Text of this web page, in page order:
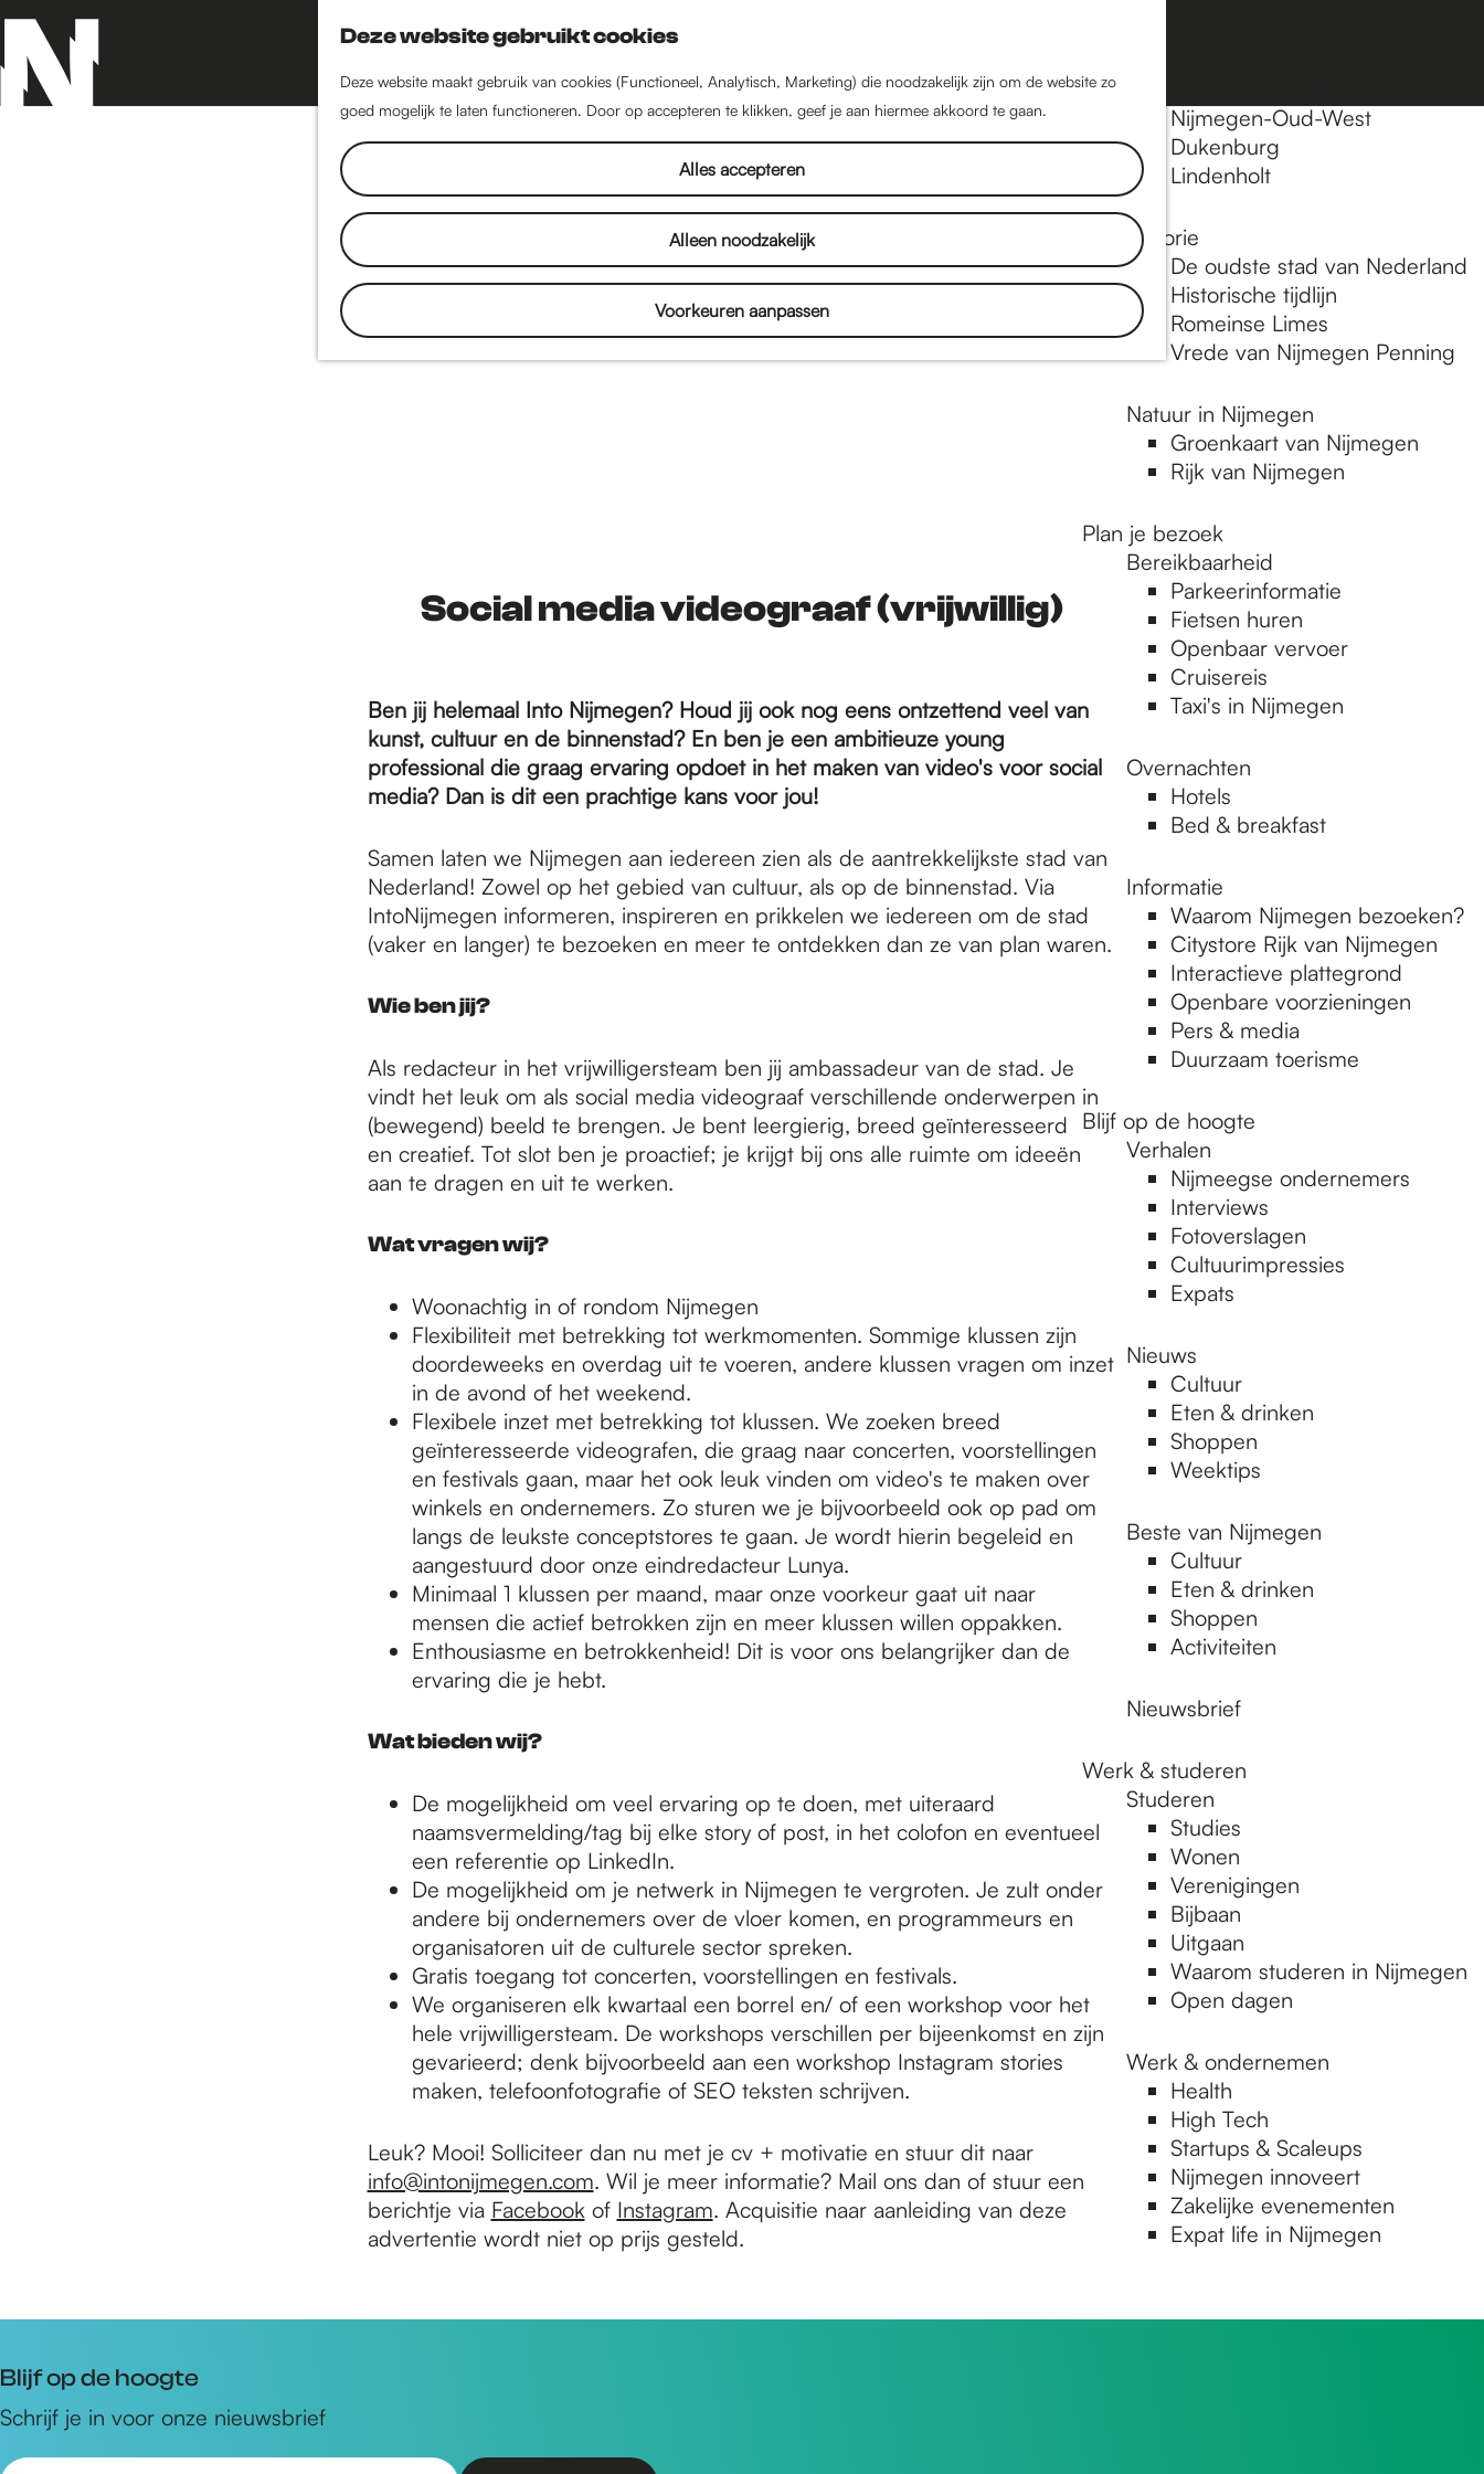
Deze website gebruikt cookies
Deze website maakt gebruik van cookies (Functioneel, Analytisch, Marketing) die noodzakelijk zijn om de website zo
goed mogelijk te laten functioneren. Door op accepteren te klikken, geef je aan hiermee akkoord te gaan.
Alles accepteren
Alleen noodzakelijk
Voorkeuren aanpassen
o
e
k
n
a
a
r
M
n
Nijmegen-Oud-West
Dukenburg
Lindenholt
Historie
De oudste stad van Nederland
Historische tijdlijn
Romeinse Limes
Vrede van Nijmegen Penning
Natuur in Nijmegen
Groenkaart van Nijmegen
Rijk van Nijmegen
Plan je bezoek
Bereikbaarheid
Parkeerinformatie
Fietsen huren
Openbaar vervoer
Cruisereis
Taxi's in Nijmegen
Overnachten
Hotels
Bed & breakfast
Informatie
Waarom Nijmegen bezoeken?
Citystore Rijk van Nijmegen
Interactieve plattegrond
Openbare voorzieningen
Pers & media
Duurzaam toerisme
Blijf op de hoogte
Verhalen
Nijmeegse ondernemers
Interviews
Fotoverslagen
Cultuurimpressies
Expats
Nieuws
Cultuur
Eten & drinken
Shoppen
Weektips
Beste van Nijmegen
Cultuur
Eten & drinken
Shoppen
Activiteiten
Nieuwsbrief
Werk & studeren
Studeren
Studies
Wonen
Verenigingen
Bijbaan
Uitgaan
Waarom studeren in Nijmegen
Open dagen
Werk & ondernemen
Health
High Tech
Startups & Scaleups
Nijmegen innoveert
Zakelijke evenementen
Expat life in Nijmegen
Social media videograaf (vrijwillig)
Ben jij helemaal Into Nijmegen? Houd jij ook nog eens ontzettend veel van
kunst, cultuur en de binnenstad? En ben je een ambitieuze young
professional die graag ervaring opdoet in het maken van video's voor social
media? Dan is dit een prachtige kans voor jou!
Samen laten we Nijmegen aan iedereen zien als de aantrekkelijkste stad van
Nederland! Zowel op het gebied van cultuur, als op de binnenstad. Via
IntoNijmegen informeren, inspireren en prikkelen we iedereen om de stad
(vaker en langer) te bezoeken en meer te ontdekken dan ze van plan waren.
Wie ben jij?
Als redacteur in het vrijwilligersteam ben jij ambassadeur van de stad. Je
vindt het leuk om als social media videograaf verschillende onderwerpen in
(bewegend) beeld te brengen. Je bent leergierig, breed geïnteresseerd
en creatief. Tot slot ben je proactief; je krijgt bij ons alle ruimte om ideeën
aan te dragen en uit te werken.
Wat vragen wij?
Woonachtig in of rondom Nijmegen
Flexibiliteit met betrekking tot werkmomenten. Sommige klussen zijn
doordeweeks en overdag uit te voeren, andere klussen vragen om inzet
in de avond of het weekend.
Flexibele inzet met betrekking tot klussen. We zoeken breed
geïnteresseerde videografen, die graag naar concerten, voorstellingen
en festivals gaan, maar het ook leuk vinden om video's te maken over
winkels en ondernemers. Zo sturen we je bijvoorbeeld ook op pad om
langs de leukste conceptstores te gaan. Je wordt hierin begeleid en
aangestuurd door onze eindredacteur Lunya.
Minimaal 1 klussen per maand, maar onze voorkeur gaat uit naar
mensen die actief betrokken zijn en meer klussen willen oppakken.
Enthousiasme en betrokkenheid! Dit is voor ons belangrijker dan de
ervaring die je hebt.
Wat bieden wij?
De mogelijkheid om veel ervaring op te doen, met uiteraard
naamsvermelding/tag bij elke story of post, in het colofon en eventueel
een referentie op LinkedIn.
De mogelijkheid om je netwerk in Nijmegen te vergroten. Je zult onder
andere bij ondernemers over de vloer komen, en programmeurs en
organisatoren uit de culturele sector spreken.
Gratis toegang tot concerten, voorstellingen en festivals.
We organiseren elk kwartaal een borrel en/ of een workshop voor het
hele vrijwilligersteam. De workshops verschillen per bijeenkomst en zijn
gevarieerd; denk bijvoorbeeld aan een workshop Instagram stories
maken, telefoonfotografie of SEO teksten schrijven.
Leuk? Mooi! Solliciteer dan nu met je cv + motivatie en stuur dit naar
info@intonijmegen.com. Wil je meer informatie? Mail ons dan of stuur een
berichtje via Facebookof Instagram. Acquisitie naar aanleiding van deze
advertentie wordt niet op prijs gesteld.
Blijf op de hoogte
Schrijf je in voor onze nieuwsbrief